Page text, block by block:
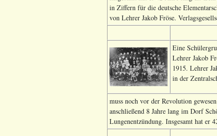
in Ziffern für die deutsche
von Lehrer Jakob Fröse.
Eine
Lehrer Jakob
1915. Lehrer
in der
muss noch vor der Revolution
anschließend 8 Jahre lang im Dorf
Lungenentzündung. Insgesamt hat er